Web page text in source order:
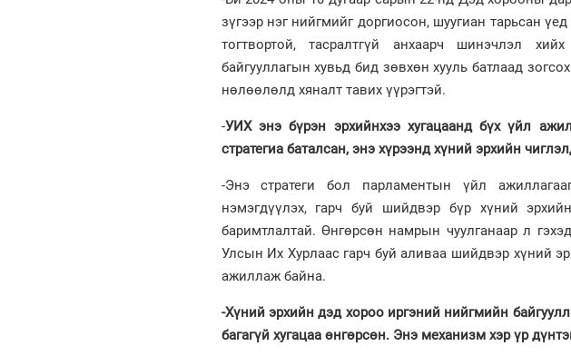
зүгээр нэг нийгмийг доргиосон, шуугиан тарьсан
тогтвортой, тасралтгүй анхаарч шинэчлэл
байгууллагын хувьд бид зөвхөн хууль батлаад
нөлөөлөлд хяналт тавих үүрэгтэй.
-УИХ энэ бүрэн эрхийнхээ хугацаандбүх үйл
стратегиа баталсан, энэ хүрээнд хүний эрхийн
-Энэ стратеги бол парламентын үйл
нэмэгдүүлэх, гарч буй шийдвэр бүр хүний
баримтлалтай. Өнгөрсөн намрын чуулганаар л
Улсын Их Хурлаас гарч буй аливаа шийдвэр хүний
ажиллаж байна.
-Хүний эрхийн дэд хороо иргэний нийгмийн
багагүй хугацаа өнгөрсөн. Энэ механизм хэр үр